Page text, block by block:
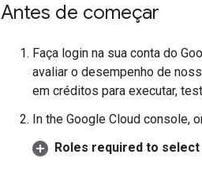
Antes de começar
Faça login na sua conta do
avaliar o desempenho de
em créditos para executar,
In the Google Cloud console,
Roles required to